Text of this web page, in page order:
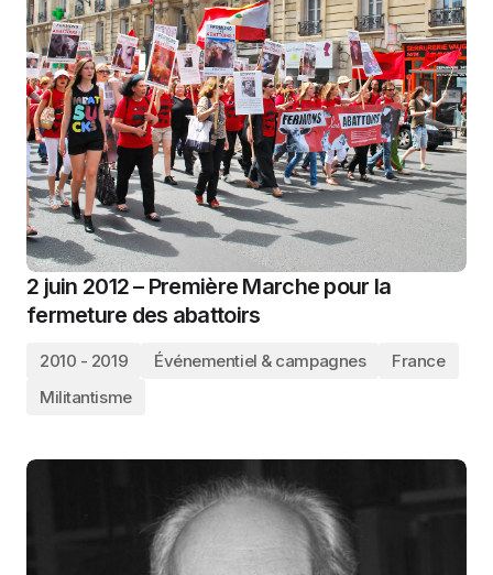
2 juin 2012 – Première Marche pour la
fermeture des abattoirs
2010 - 2019 Événementiel & campagnes
France
Militantisme